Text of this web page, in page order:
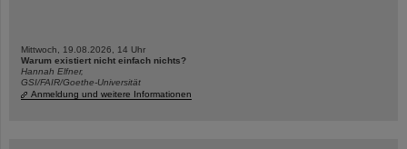
Mittwoch, 19.08.2026, 14 Uhr
Warum existiert nicht einfach nichts?
Hannah Elfner,
GSI/FAIR/Goethe-Universität
Anmeldung und weitere Informationen